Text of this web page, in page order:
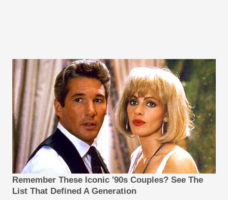
Remember These Iconic '90s Couples? See The
List That Defined A Generation